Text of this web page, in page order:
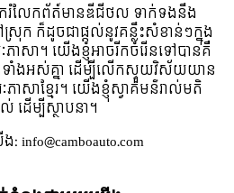
ករំលែកព័ត៍មានឌីជីថល ទាក់ទងនឹង
ក ក៏ដូចជាផ្តល់នូវគន្លឹះសំខាន់ៗក្នុង
ភាសា។ យើងខ្ញុំអាចរីកចំរើនទៅបានគឺ
ាំងអស់គ្នា ដើម្បីលើកស្ទួយវិស័យយាន
ាសាខ្មែរ។ យើងខ្ញុំស្វាគមន៌រាល់មតិ
ដើម្បីស្ថាបនា។
:info@camboauto.com